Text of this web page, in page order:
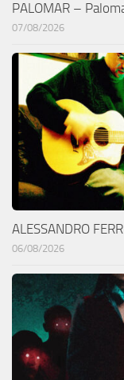
PALOMAR –
07/08/2026
ALESSANDRO
06/08/2026